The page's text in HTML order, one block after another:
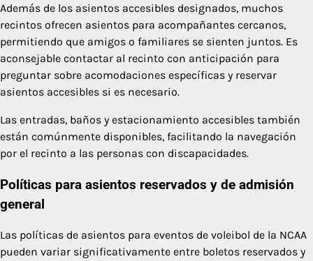
Además de los asientos accesibles designados, muchos
recintos ofrecen asientos para acompañantes cercanos,
permitiendo que amigos o familiares se sienten juntos. Es
aconsejable contactar al recinto con anticipación para
preguntar sobre acomodaciones específicas y reservar
asientos accesibles si es necesario.
Las entradas, baños y estacionamiento accesibles también
están comúnmente disponibles, facilitando la navegación
por el recinto a las personas con discapacidades.
Políticas para asientos reservados y de admisión
general
Las políticas de asientos para eventos de voleibol de la NCAA
pueden variar significativamente entre boletos reservados y